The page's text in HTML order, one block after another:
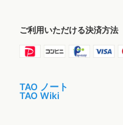
ご利用いただける決済方法
TAO ノート
TAO Wiki